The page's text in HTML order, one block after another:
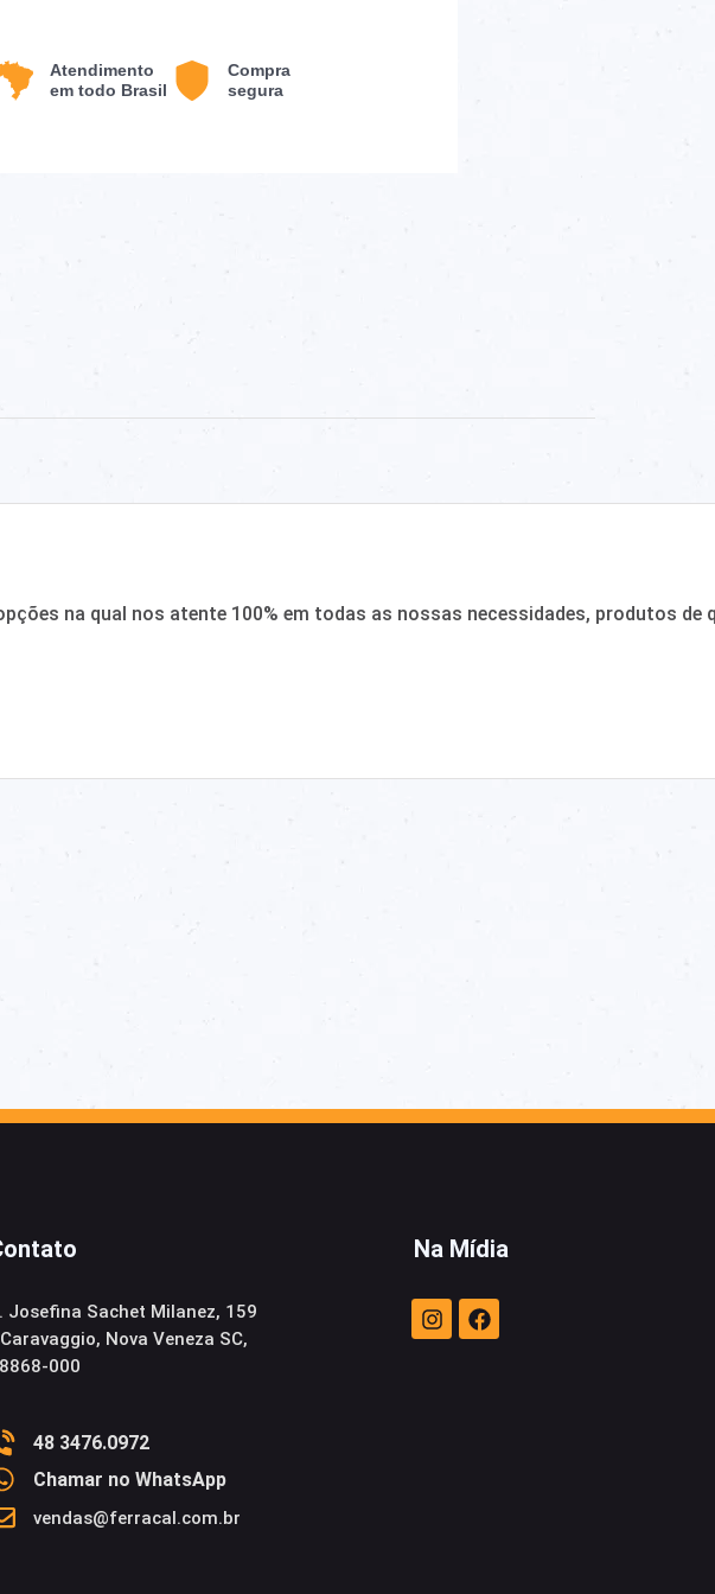
Atendimento
em todo Brasil
Compra
segura
na qual nos atente 100% em todas as nossas necessidades, produtos de
Josefina Sachet Milanez, 159
Nova Veneza SC,
000
48 3476.0972
Chamar no WhatsApp
vendas@ferracal.com.br
Na Mídia